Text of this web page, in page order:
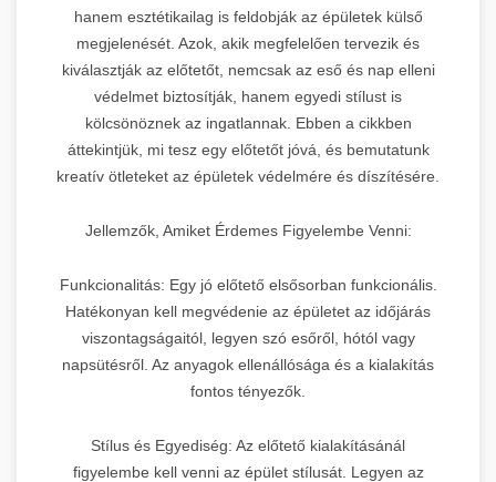
hanem esztétikailag is feldobják az épületek külső
megjelenését. Azok, akik megfelelően tervezik és
kiválasztják az előtetőt, nemcsak az eső és nap elleni
védelmet biztosítják, hanem egyedi stílust is
kölcsönöznek az ingatlannak. Ebben a cikkben
áttekintjük, mi tesz egy előtetőt jóvá, és bemutatunk
kreatív ötleteket az épületek védelmére és díszítésére.
Jellemzők, Amiket Érdemes Figyelembe Venni:
Funkcionalitás: Egy jó előtető elsősorban funkcionális.
Hatékonyan kell megvédenie az épületet az időjárás
viszontagságaitól, legyen szó esőről, hótól vagy
napsütésről. Az anyagok ellenállósága és a kialakítás
fontos tényezők.
Stílus és Egyediség: Az előtető kialakításánál
figyelembe kell venni az épület stílusát. Legyen az